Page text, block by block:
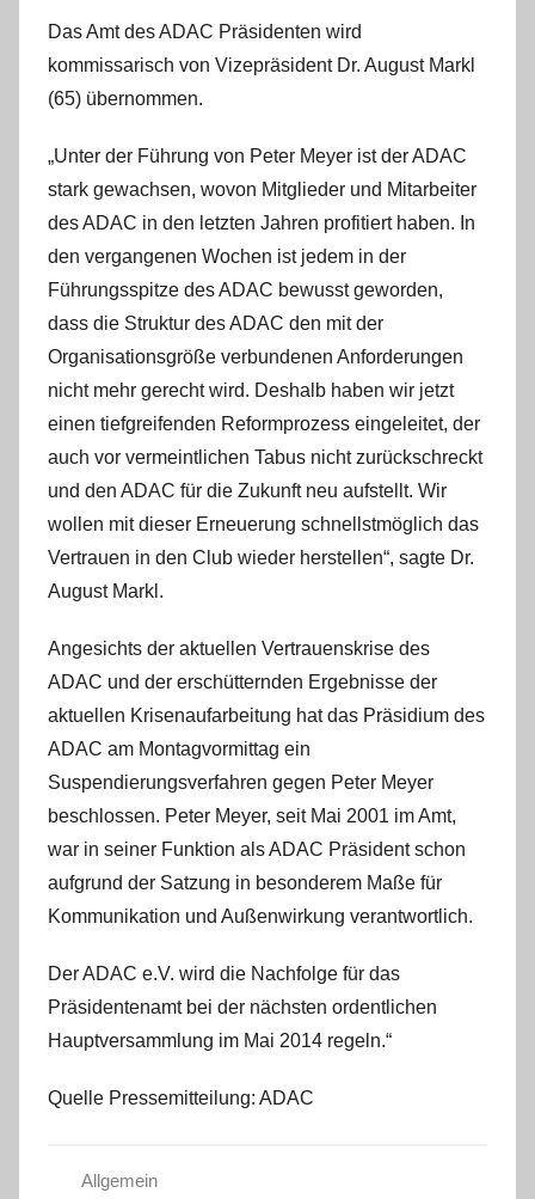
Das Amt des ADAC Präsidenten wird
kommissarisch von Vizepräsident Dr. August Markl
(65) übernommen.
„Unter der Führung von Peter Meyer ist der ADAC
stark gewachsen, wovon Mitglieder und Mitarbeiter
des ADAC in den letzten Jahren profitiert haben. In
den vergangenen Wochen ist jedem in der
Führungsspitze des ADAC bewusst geworden,
dass die Struktur des ADAC den mit der
Organisationsgröße verbundenen Anforderungen
nicht mehr gerecht wird. Deshalb haben wir jetzt
einen tiefgreifenden Reformprozess eingeleitet, der
auch vor vermeintlichen Tabus nicht zurückschreckt
und den ADAC für die Zukunft neu aufstellt. Wir
wollen mit dieser Erneuerung schnellstmöglich das
Vertrauen in den Club wieder herstellen“, sagte Dr.
August Markl.
Angesichts der aktuellen Vertrauenskrise des
ADAC und der erschütternden Ergebnisse der
aktuellen Krisenaufarbeitung hat das Präsidium des
ADAC am Montagvormittag ein
Suspendierungsverfahren gegen Peter Meyer
beschlossen. Peter Meyer, seit Mai 2001 im Amt,
war in seiner Funktion als ADAC Präsident schon
aufgrund der Satzung in besonderem Maße für
Kommunikation und Außenwirkung verantwortlich.
Der ADAC e.V. wird die Nachfolge für das
Präsidentenamt bei der nächsten ordentlichen
Hauptversammlung im Mai 2014 regeln.“
Quelle Pressemitteilung: ADAC
Allgemein